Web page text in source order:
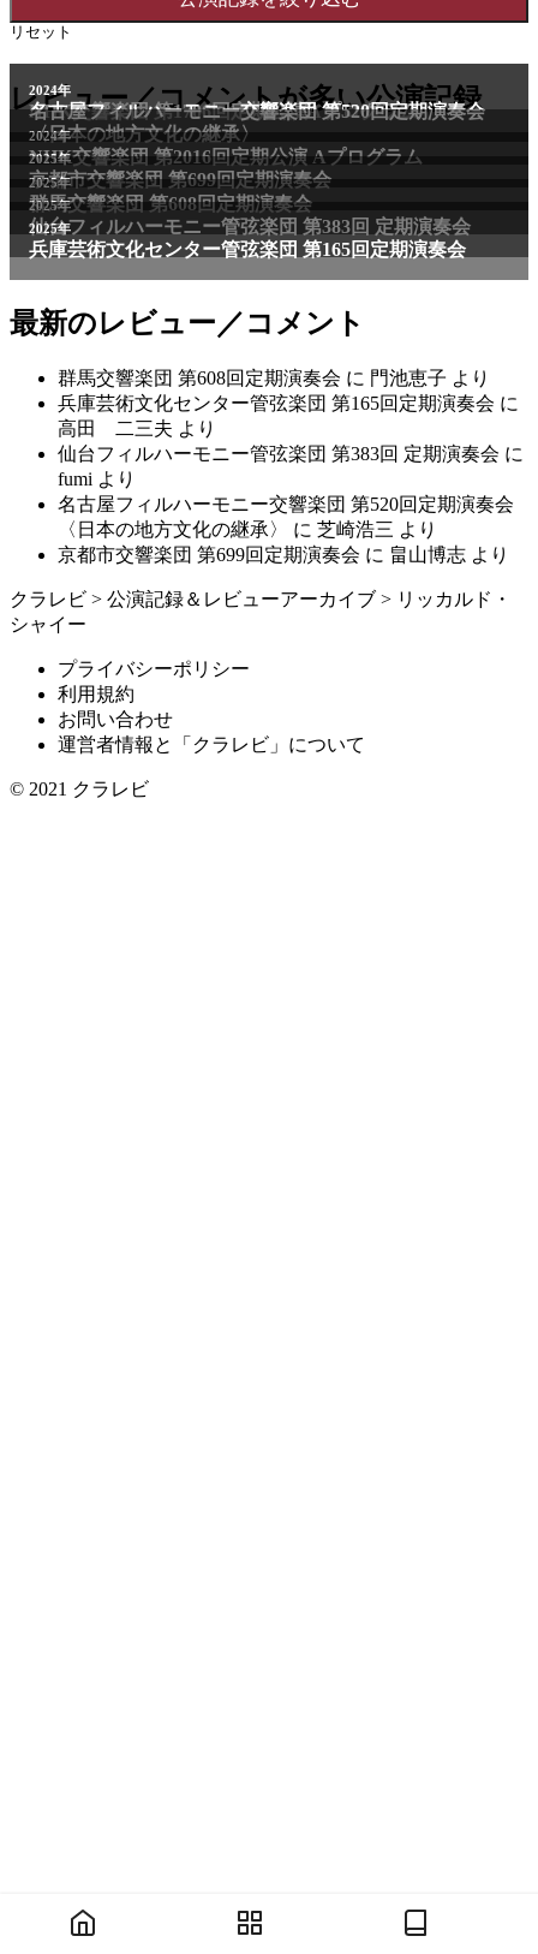
リセット
レビュー／コメントが多い公演記録
2011年
NHK交響楽団 第1706回定期公演Aプログラム
2024年
名古屋フィルハーモニー交響楽団 第520回定期演奏会
〈日本の地方文化の継承〉
2024年
NHK交響楽団 第2016回定期公演 Aプログラム
2025年
京都市交響楽団 第699回定期演奏会
2025年
群馬交響楽団 第608回定期演奏会
2025年
仙台フィルハーモニー管弦楽団 第383回 定期演奏会
2025年
兵庫芸術文化センター管弦楽団 第165回定期演奏会
最新のレビュー／コメント
群馬交響楽団 第608回定期演奏会 に 門池恵子 より
兵庫芸術文化センター管弦楽団 第165回定期演奏会 に
高田 二三夫 より
仙台フィルハーモニー管弦楽団 第383回 定期演奏会 に
fumi より
名古屋フィルハーモニー交響楽団 第520回定期演奏会
〈日本の地方文化の継承〉
に 芝崎浩三 より
京都市交響楽団 第699回定期演奏会 に 畠山博志 より
クラレビ > 公演記録＆レビューアーカイブ > リッカルド・
シャイー
プライバシーポリシー
利用規約
お問い合わせ
運営者情報と「クラレビ」について
© 2021 クラレビ